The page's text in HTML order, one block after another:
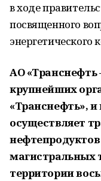
в ходе
посвященного
энергетического
АО «Транснефть
крупнейших
«Транснефть», и
осуществляет
магистральных
территории